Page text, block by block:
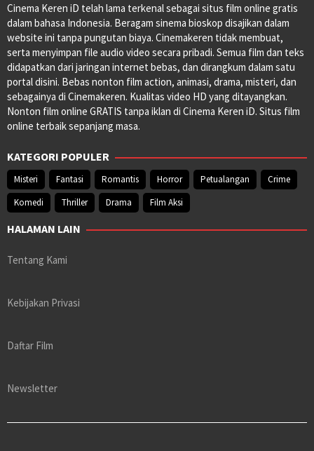
Cinema Keren iD telah lama terkenal sebagai situs film online gratis
dalam bahasa Indonesia. Beragam sinema bioskop disajikan dalam
website ini tanpa pungutan biaya. Cinemakeren tidak membuat,
serta menyimpan file audio video secara pribadi. Semua film dan teks
didapatkan dari jaringan internet bebas, dan dirangkum dalam satu
portal disini. Bebas nonton film action, animasi, drama, misteri, dan
sebagainya di Cinemakeren. Kualitas video HD yang ditayangkan.
Nonton film online GRATIS tanpa iklan di Cinema Keren iD. Situs film
online terbaik sepanjang masa.
KATEGORI POPULER
Misteri Fantasi Romantis Horror Petualangan
Crime
Komedi
Thriller Drama Film Aksi
HALAMAN LAIN
Tentang Kami
Kebijakan Privasi
Daftar Film
Newsletter